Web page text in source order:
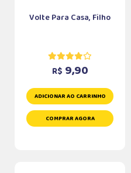
Volte Para Casa, Filho
R$ 9,90
ADICIONAR AO CARRINHO
COMPRAR AGORA